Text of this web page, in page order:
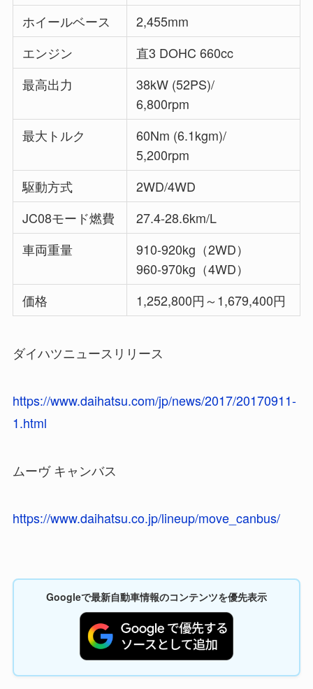
ホイールベース
2,455mm
エンジン
直3 DOHC 660cc
最高出力
38kW (52PS)/
6,800rpm
最大トルク
60Nm (6.1kgm)/
5,200rpm
駆動方式
2WD/4WD
JC08モード燃費
27.4-28.6km/L
車両重量
910-920kg（2WD）
960-970kg（4WD）
価格
1,252,800円～1,679,400円
ダイハツニュースリリース
https://www.daihatsu.com/jp/news/2017/20170911-
1.html
ムーヴ キャンバス
https://www.daihatsu.co.jp/lineup/move_canbus/
Googleで最新自動車情報のコンテンツを優先表示